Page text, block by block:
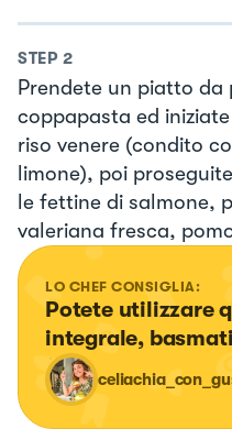
STEP 2
Prendete un piatto
coppapasta ed
riso venere (condito
limone), poi
le fettine di salmone,
valeriana fresca,
LO CHEF CONSIGLIA:
Potete utilizzare
integrale,